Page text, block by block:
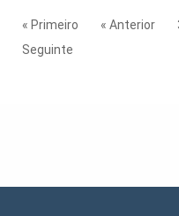
« Primeiro « Anterior
Seguinte